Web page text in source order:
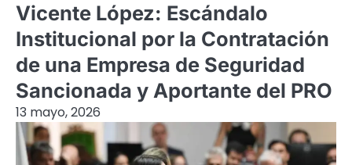
Vicente López: Escándalo
Institucional por la Contratación
de una Empresa de Seguridad
Sancionada y Aportante del PRO
13 mayo, 2026